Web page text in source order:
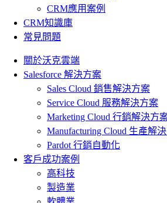
CRM應用案例
CRM知識庫
常見問題
關於沃克雲端
Salesforce 解決方案
Sales Cloud 銷售解決方案
Service Cloud 服務解決方案
Marketing Cloud 行銷解決方
Manufacturing Cloud 生產解
Pardot 行銷自動化
客戶成功案例
高科技
製造業